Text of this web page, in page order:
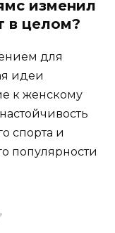
изменил
в целом?
для
идеи
к женскому
спорта и
популярности